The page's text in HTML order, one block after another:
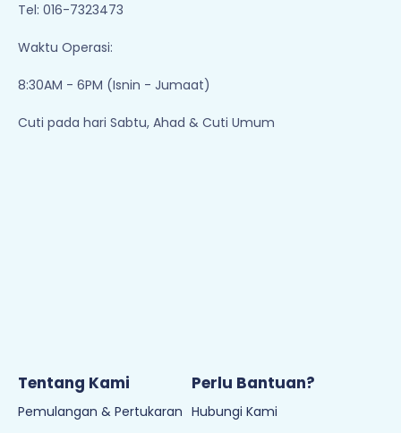
Tel: 016-7323473
Waktu Operasi:
8:30AM - 6PM (Isnin - Jumaat)
Cuti pada hari Sabtu, Ahad & Cuti Umum
Tentang Kami
Pemulangan & Pertukaran
Perlu Bantuan?
Hubungi Kami